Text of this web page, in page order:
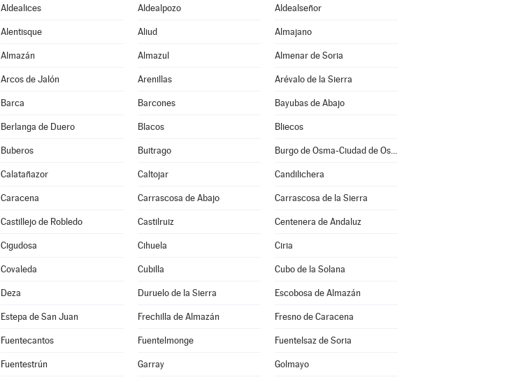
Aldealices Aldealpozo Aldealseñor
Alentisque Aliud Almajano
Almazán Almazul Almenar de Soria
Arcos de Jalón Arenillas Arévalo de la Sierra
Barca Barcones Bayubas de Abajo
Berlanga de Duero Blacos Bliecos
Buberos Buitrago Burgo de Osma-Ciudad de Osma
Calatañazor Caltojar Candilichera
Caracena Carrascosa de Abajo Carrascosa de la Sierra
Castillejo de Robledo Castilruiz Centenera de Andaluz
Cigudosa Cihuela Ciria
Covaleda Cubilla Cubo de la Solana
Deza Duruelo de la Sierra Escobosa de Almazán
Estepa de San Juan Frechilla de Almazán Fresno de Caracena
Fuentecantos Fuentelmonge Fuentelsaz de Soria
Fuentestrún Garray Golmayo